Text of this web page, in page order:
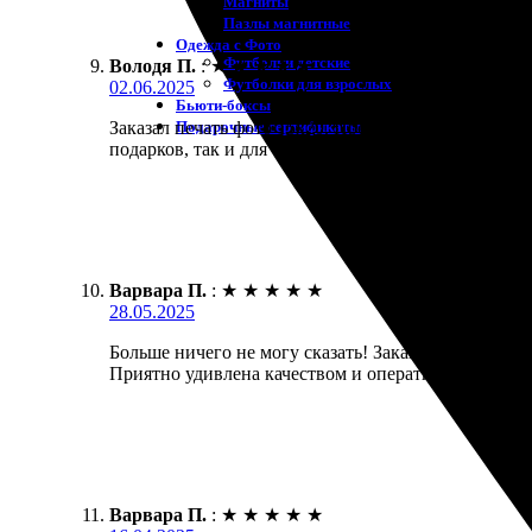
Пазлы магнитные
Одежда с Фото
Футболки детские
Футболки для взрослых
Бьюти-боксы
Подарочные сертификаты
Володя П. : ★ ★ ★ ★ ★
02.06.2025
Заказал печать фото 15х20. Процесс оформления
подарков, так и для себя.
Варвара П. : ★ ★ ★ ★ ★
28.05.2025
Больше ничего не могу сказать! Заказала печать
Приятно удивлена качеством и оперативностью.
Варвара П. : ★ ★ ★ ★ ★